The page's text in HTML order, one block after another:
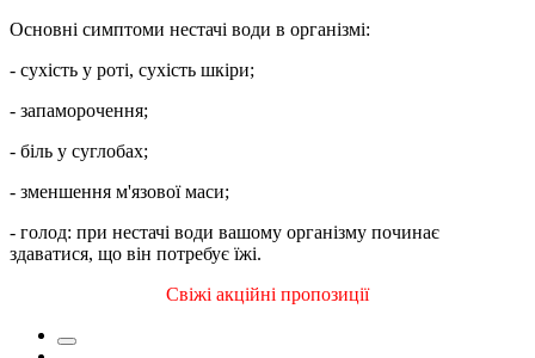
Основні симптоми нестачі води в організмі:
- сухість у роті, сухість шкіри;
- запаморочення;
- біль у суглобах;
- зменшення м'язової маси;
- голод: при нестачі води вашому організму починає
здаватися, що він потребує їжі.
Свіжі акційні пропозиції